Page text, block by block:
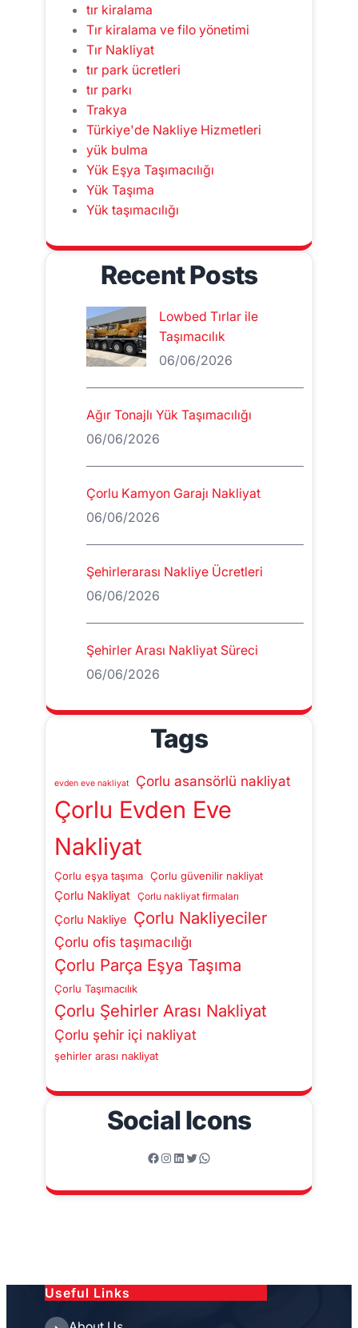
tır kiralama
Tır kiralama ve filo yönetimi
Tır Nakliyat
tır park ücretleri
tır parkı
Trakya
Türkiye'de Nakliye Hizmetleri
yük bulma
Yük Eşya Taşımacılığı
Yük Taşıma
Yük taşımacılığı
Recent Posts
Lowbed Tırlar ile
Taşımacılık
06/06/2026
Ağır Tonajlı Yük Taşımacılığı
06/06/2026
Çorlu Kamyon Garajı Nakliyat
06/06/2026
Şehirlerarası Nakliye Ücretleri
06/06/2026
Şehirler Arası Nakliyat Süreci
06/06/2026
Tags
evden eve nakliyat Çorlu asansörlü nakliyat
Çorlu Evden Eve
Nakliyat
Çorlu eşya taşıma Çorlu güvenilir nakliyat
Çorlu Nakliyat Çorlu nakliyat firmaları
Çorlu Nakliye Çorlu Nakliyeciler
Çorlu ofis taşımacılığı
Çorlu Parça Eşya Taşıma
Çorlu Taşımacılık
Çorlu Şehirler Arası Nakliyat
Çorlu şehir içi nakliyat
şehirler arası nakliyat
Social Icons
Facebook Instagram LinkedIn Twitter WhatsApp
Useful Links